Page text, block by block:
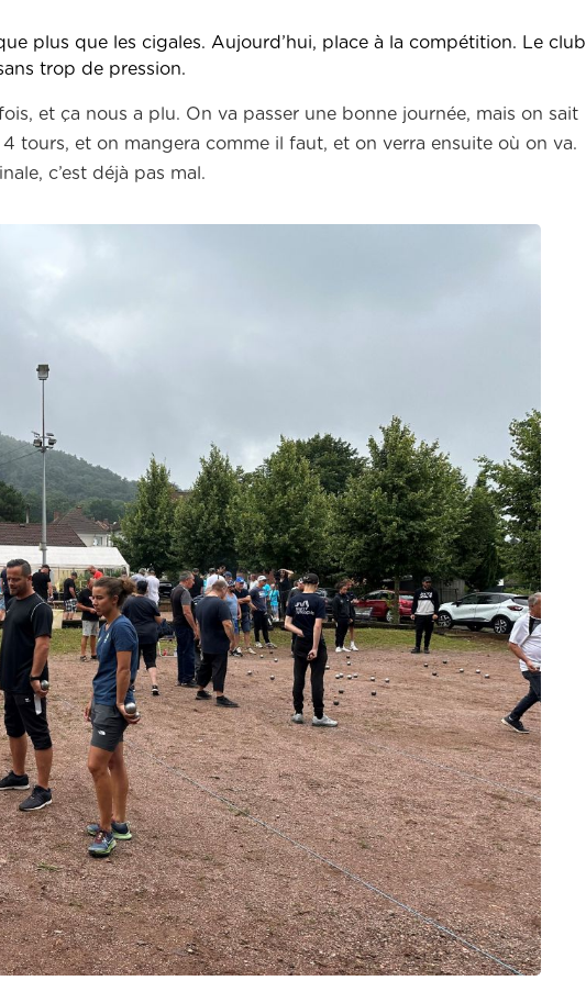
plus que les cigales. Aujourd’hui, place à la compétition. Le club
trop de pression.
et ça nous a plu. On va passer une bonne journée, mais on sait
tours, et on mangera comme il faut, et on verra ensuite où on va.
c’est déjà pas mal.